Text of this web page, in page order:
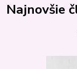
Najnovšie